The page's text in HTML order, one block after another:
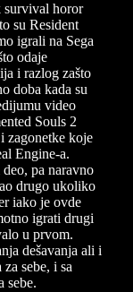
survival horor
su Resident
igrali na Sega
odaje
i razlog zašto
doba kada su
video
Souls 2
zagonetke koje
Engine-a.
pa naravno
drugo ukoliko
iako je ovde
igrati drugi
u prvom.
dešavanja ali i
sebe, i sa
sebe.